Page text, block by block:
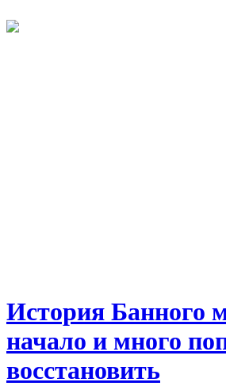
История Банного
начало и много
восстановить